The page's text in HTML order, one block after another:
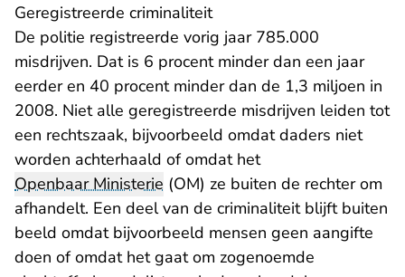
Geregistreerde criminaliteit
De politie registreerde vorig jaar 785.000
misdrijven. Dat is 6 procent minder dan een jaar
eerder en 40 procent minder dan de 1,3 miljoen in
2008. Niet alle geregistreerde misdrijven leiden tot
een rechtszaak, bijvoorbeeld omdat daders niet
worden achterhaald of omdat het
Openbaar Ministerie (OM) ze buiten de rechter om
afhandelt. Een deel van de criminaliteit blijft buiten
beeld omdat bijvoorbeeld mensen geen aangifte
doen of omdat het gaat om zogenoemde